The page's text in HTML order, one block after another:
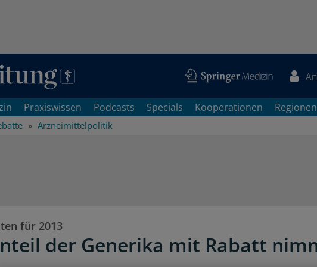
Praxiswissen Podcasts Specials Kooperationen Regionen
Arzneimittelpolitik
für 2013
der Generika mit Rabatt